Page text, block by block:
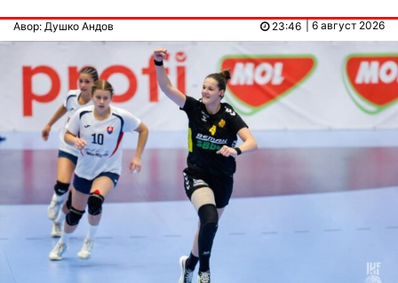
Авор: Душко Андов | 6 август 2026
23:46